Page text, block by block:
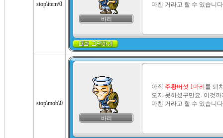
stop\item\0
바리
마친 거라고 할 수 있습니
stop\mob\0
바리
아직 주황버섯 1마리 를 퇴
오지 못하셨구만요. 이것
마친 거라고 할 수 있습니